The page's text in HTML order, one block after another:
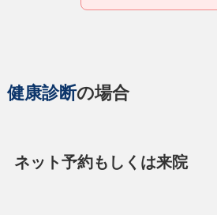
健康診断の場合
ネット予約もしくは来院